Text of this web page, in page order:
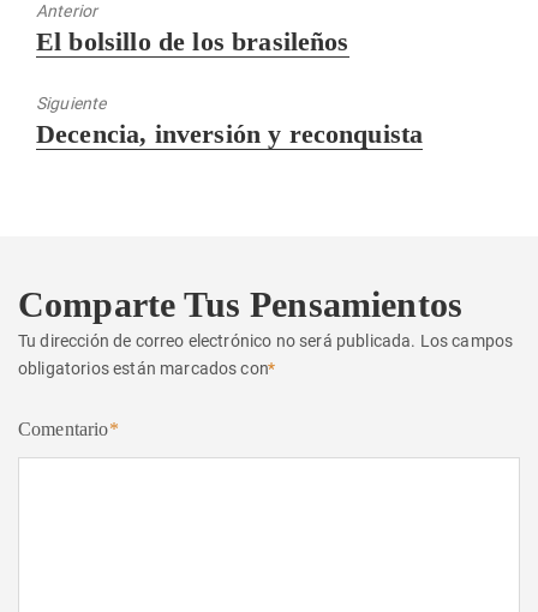
Anterior
Entrada
El bolsillo de los brasileños
Siguiente
Entrada
Decencia, inversión y reconquista
Comparte Tus Pensamientos
Tu dirección de correo electrónico no será publicada. Los campos
obligatorios están marcados con*
Comentario*